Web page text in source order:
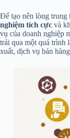
Để tạo nên lòng trung
nghiệm tích cực và
vụ của doanh nghiệp
trải qua một quá trình
xuất, dịch vụ bán